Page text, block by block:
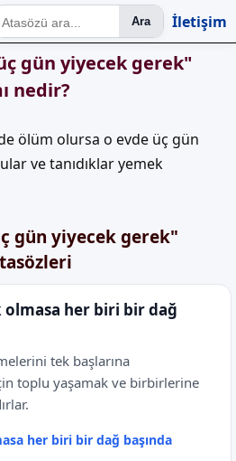
Ara İletişim
gün yiyecek gerek"
nedir?
ölüm olursa o evde üç gün
ve tanıdıklar yemek
gün yiyecek gerek"
her biri bir dağ
tek başlarına
toplu yaşamak ve birbirlerine
her biri bir dağ başında